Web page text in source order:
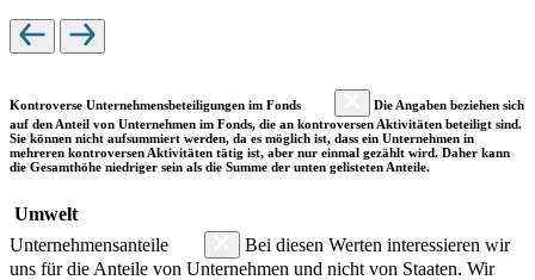
Kontroverse Unternehmensbeteiligungen im Fonds
Die Angaben beziehen sich
auf den Anteil von Unternehmen im Fonds, die an kontroversen Aktivitäten beteiligt sind.
Sie können nicht aufsummiert werden, da es möglich ist, dass ein Unternehmen in
mehreren kontroversen Aktivitäten tätig ist, aber nur einmal gezählt wird. Daher kann
die Gesamthöhe niedriger sein als die Summe der unten gelisteten Anteile.
Umwelt
Unternehmensanteile
Bei diesen Werten interessieren wir
uns für die Anteile von Unternehmen und nicht von Staaten. Wir